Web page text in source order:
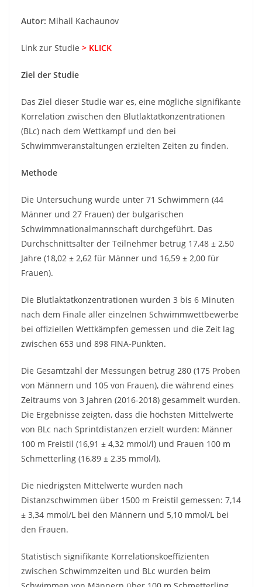
Autor: Mihail Kachaunov
Link zur Studie > KLICK
Ziel der Studie
Das Ziel dieser Studie war es, eine mögliche signifikante
Korrelation zwischen den Blutlaktatkonzentrationen
(BLc) nach dem Wettkampf und den bei
Schwimmveranstaltungen erzielten Zeiten zu finden.
Methode
Die Untersuchung wurde unter 71 Schwimmern (44
Männer und 27 Frauen) der bulgarischen
Schwimmnationalmannschaft durchgeführt. Das
Durchschnittsalter der Teilnehmer betrug 17,48 ± 2,50
Jahre (18,02 ± 2,62 für Männer und 16,59 ± 2,00 für
Frauen).
Die Blutlaktatkonzentrationen wurden 3 bis 6 Minuten
nach dem Finale aller einzelnen Schwimmwettbewerbe
bei offiziellen Wettkämpfen gemessen und die Zeit lag
zwischen 653 und 898 FINA-Punkten.
Die Gesamtzahl der Messungen betrug 280 (175 Proben
von Männern und 105 von Frauen), die während eines
Zeitraums von 3 Jahren (2016-2018) gesammelt wurden.
Die Ergebnisse zeigten, dass die höchsten Mittelwerte
von BLc nach Sprintdistanzen erzielt wurden: Männer
100 m Freistil (16,91 ± 4,32 mmol/l) und Frauen 100 m
Schmetterling (16,89 ± 2,35 mmol/l).
Die niedrigsten Mittelwerte wurden nach
Distanzschwimmen über 1500 m Freistil gemessen: 7,14
± 3,34 mmol/L bei den Männern und 5,10 mmol/L bei
den Frauen.
Statistisch signifikante Korrelationskoeffizienten
zwischen Schwimmzeiten und BLc wurden beim